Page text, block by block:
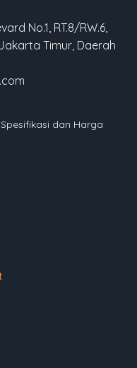
No.1, RT.8/RW.6,
Timur, Daerah
dan Harga